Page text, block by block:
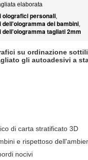
elaborata
olografici personali,
dell'ologramma dei bambini,
dell'ologramma tagliati 2mm
su ordinazione
gli autoadesivi a
di carta stratificato 3D
e rispettoso
nocivi